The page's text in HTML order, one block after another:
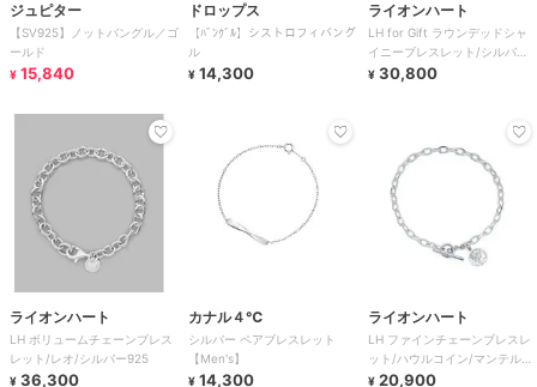
ジュピター
【SV925】ノットバングル／ゴ
ールド
¥ 15,840
ドロップス
【ﾊﾞﾝｸﾞﾙ】シストロフィバング
ル
¥ 14,300
ライオンハート
LH for Gift ラウンデッドシャ
イニーブレスレット/シルバー
925
¥ 30,800
ライオンハート
LH ボリュームチェーンブレス
レット/レオ/シルバー925
¥ 36,300
カナル４℃
シルバー ペアブレスレット
【Men's】
¥ 14,300
ライオンハート
LH ファインチェーンブレスレ
ット/ハウルコイン/マンテルタ
イプ/シルバー925
¥ 20,900